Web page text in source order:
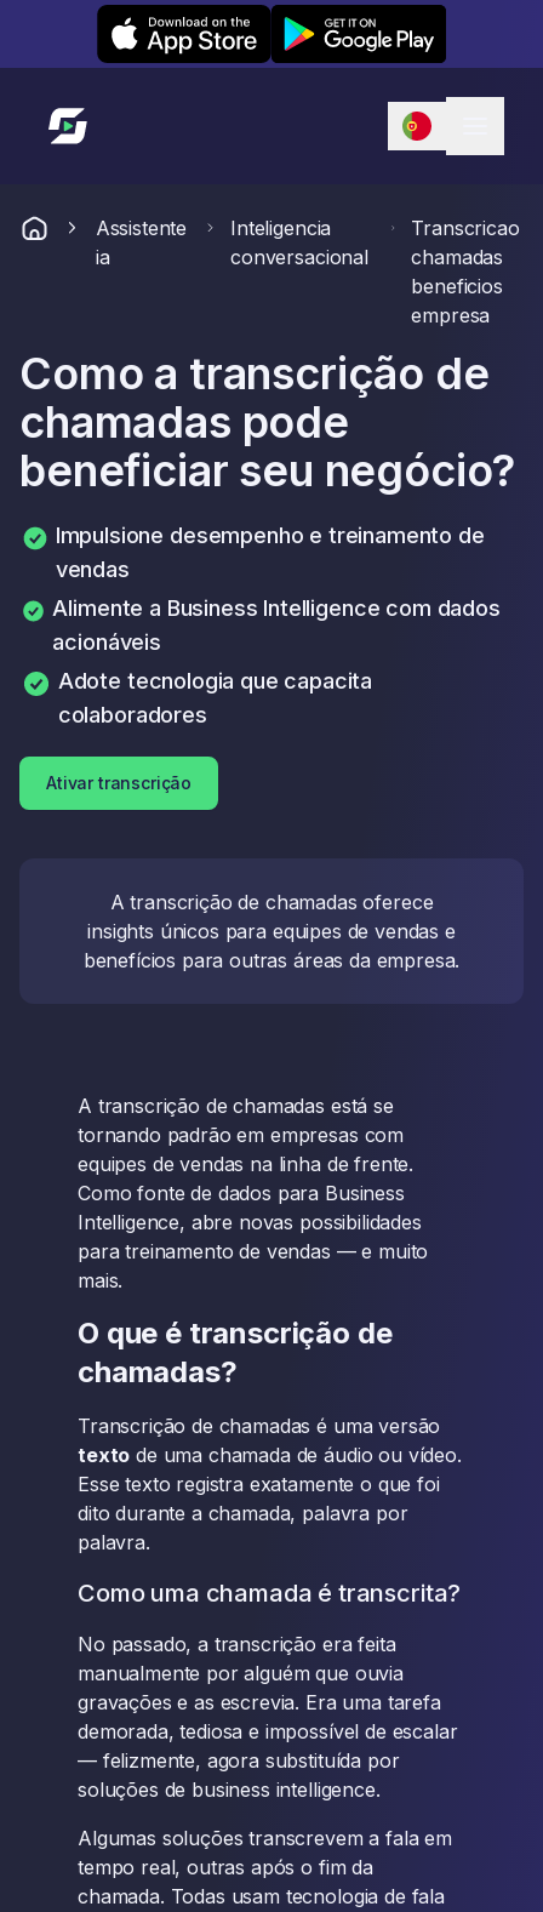
Leexi on iOS Leexi on Android
Link para a página inicial
Assistente
ia
Inteligencia
conversacional
Transcricao
chamadas
beneficios
empresa
Como a transcrição de
chamadas pode
beneficiar seu negócio?
Impulsione desempenho e treinamento de
vendas
Alimente a Business Intelligence com dados
acionáveis
Adote tecnologia que capacita
colaboradores
Ativar transcrição
A transcrição de chamadas oferece
insights únicos para equipes de vendas e
benefícios para outras áreas da empresa.
A transcrição de chamadas está se
tornando padrão em empresas com
equipes de vendas na linha de frente.
Como fonte de dados para Business
Intelligence, abre novas possibilidades
para treinamento de vendas — e muito
mais.
O que é transcrição de
chamadas?
Transcrição de chamadas é uma versão
texto de uma chamada de áudio ou vídeo.
Esse texto registra exatamente o que foi
dito durante a chamada, palavra por
palavra.
Como uma chamada é transcrita?
No passado, a transcrição era feita
manualmente por alguém que ouvia
gravações e as escrevia. Era uma tarefa
demorada, tediosa e impossível de escalar
— felizmente, agora substituída por
soluções de business intelligence.
Algumas soluções transcrevem a fala em
tempo real, outras após o fim da
chamada. Todas usam tecnologia de fala